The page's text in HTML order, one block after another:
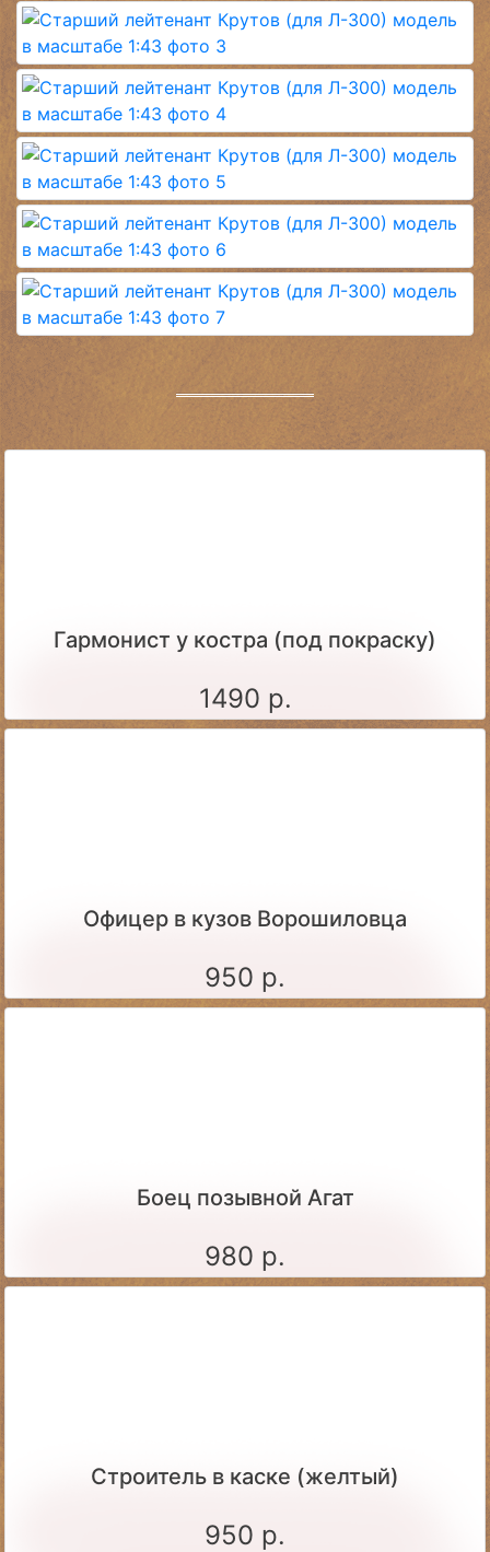
Гармонист у костра (под покраску)
1490 р.
Офицер в кузов Ворошиловца
950 р.
Боец позывной Агат
980 р.
Строитель в каске (желтый)
950 р.